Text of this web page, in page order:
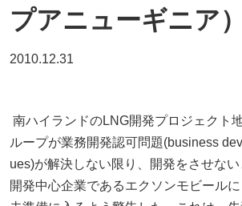
プアニューギニア）
2010.12.31
南ハイランドのLNG開発プロジェクト
ループが業務開発認可問題(business
ues)が解決しない限り、開発をさせない
開発中心企業であるエクソンモビール